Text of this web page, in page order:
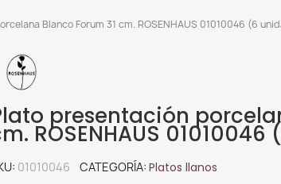
Blanco Forum 31 cm. ROSENHAUS 01010046 (6
presentación
ROSENHAUS
01010046 CATEGORÍA Platos llanos